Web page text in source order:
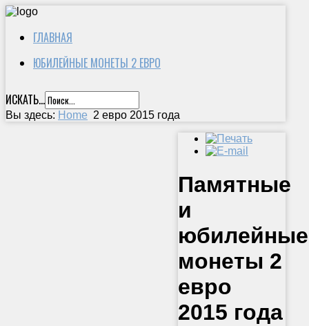
ГЛАВНАЯ
ЮБИЛЕЙНЫЕ МОНЕТЫ 2 ЕВРО
ИСКАТЬ...
Вы здесь: Home 2 евро 2015 года
Памятные
и
юбилейные
монеты 2
евро
2015 года